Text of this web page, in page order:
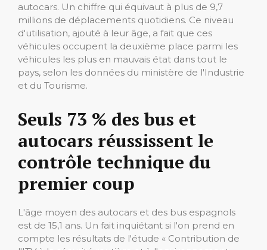
autocars. Un chiffre qui équivaut à plus de 9,7
millions de déplacements quotidiens. Ce niveau
d'utilisation, ajouté à leur âge, a fait que ces
véhicules occupent la deuxième place parmi les
véhicules les plus en mauvais état dans tout le
pays, selon les données du ministère de l'Industrie
et du Tourisme.
Seuls 73 % des bus et
autocars réussissent le
contrôle technique du
premier coup
L'âge moyen des autocars et des bus espagnols
est de 15,1 ans. Un fait inquiétant si l'on prend en
compte les résultats de l'étude « Contribution de